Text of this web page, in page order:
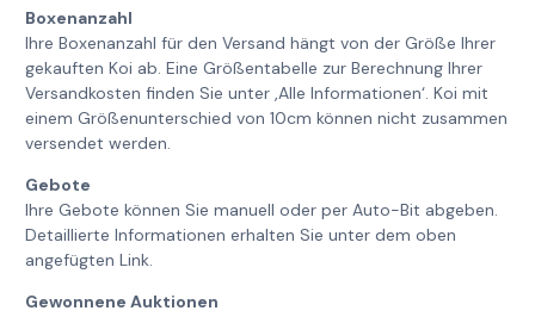
Boxenanzahl
Ihre Boxenanzahl für den Versand hängt von der Größe Ihrer
gekauften Koi ab. Eine Größentabelle zur Berechnung Ihrer
Versandkosten finden Sie unter ‚Alle Informationen‘. Koi mit
einem Größenunterschied von 10cm können nicht zusammen
versendet werden.
Gebote
Ihre Gebote können Sie manuell oder per Auto-Bit abgeben.
Detaillierte Informationen erhalten Sie unter dem oben
angefügten Link.
Gewonnene Auktionen